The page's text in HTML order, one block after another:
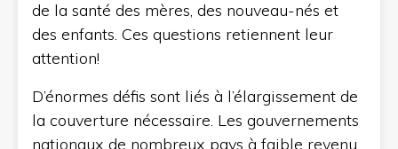
de la santé des mères, des nouveau-nés et
des enfants. Ces questions retiennent leur
attention!
D’énormes défis sont liés à l’élargissement de
la couverture nécessaire. Les gouvernements
nationaux de nombreux pays à faible revenu